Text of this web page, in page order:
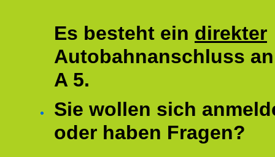
Es besteht ein direkter
Autobahnanschluss
A 5.
Sie wollen sich
oder haben Fragen?